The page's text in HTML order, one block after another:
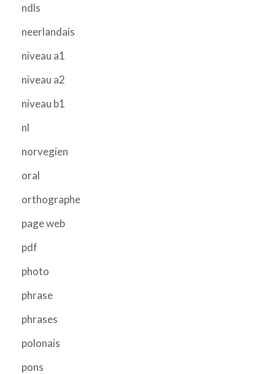
ndls
neerlandais
niveau a1
niveau a2
niveau b1
nl
norvegien
oral
orthographe
page web
pdf
photo
phrase
phrases
polonais
pons